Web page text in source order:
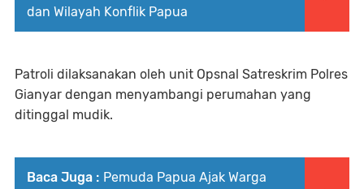
dan Wilayah Konflik Papua
Patroli dilaksanakan oleh unit Opsnal Satreskrim Polres
Gianyar dengan menyambangi perumahan yang
ditinggal mudik.
Baca Juga : Pemuda Papua Ajak Warga